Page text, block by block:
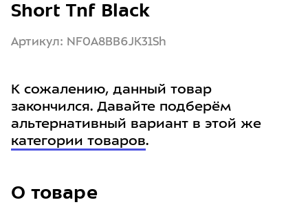
О товаре
Short Tnf Black
Артикул: NF0A8BB6JK31Sh
К сожалению, данный товар
закончился. Давайте подберём
альтернативный вариант в этой же
категории товаров.